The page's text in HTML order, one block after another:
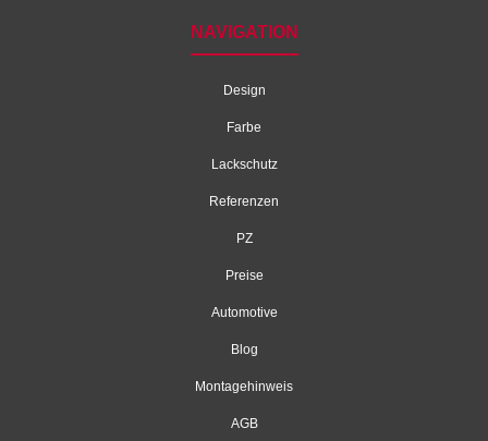
NAVIGATION
Design
Farbe
Lackschutz
Referenzen
PZ
Preise
Automotive
Blog
Montagehinweis
AGB